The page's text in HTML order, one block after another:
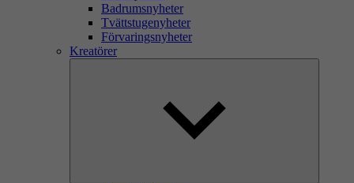
Badrumsnyheter
Tvättstugenyheter
Förvaringsnyheter
Kreatörer